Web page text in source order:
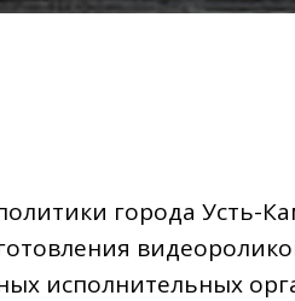
города Усть-
исполнительных